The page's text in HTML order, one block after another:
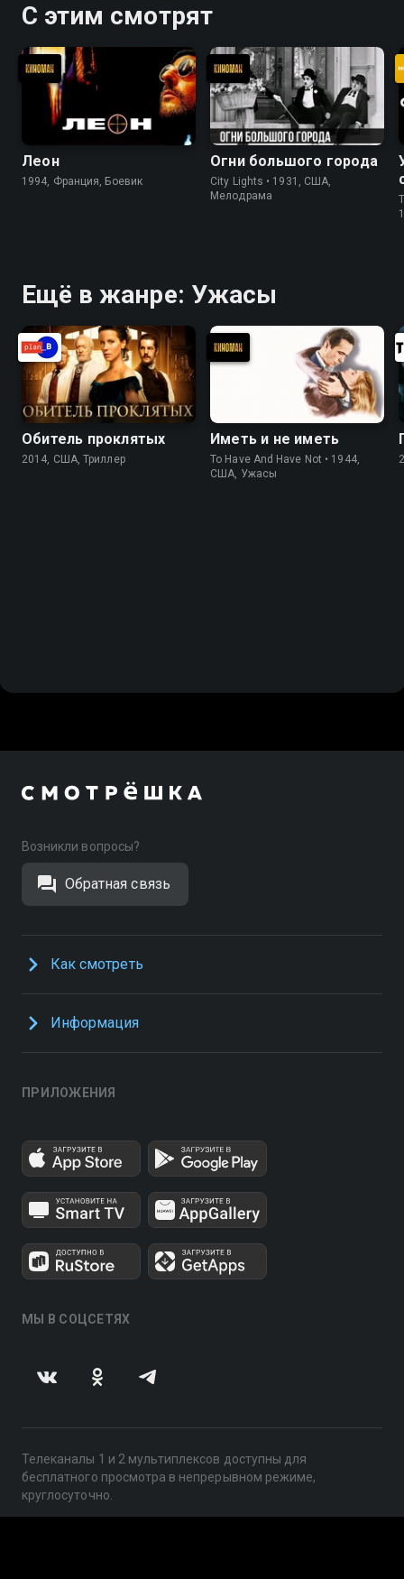
С этим смотрят
Леон
1994, Франция, Боевик
Огни большого города
City Lights • 1931, США,
Мелодрама
Ещё в жанре: Ужасы
Обитель проклятых
2014, США, Триллер
Иметь и не иметь
To Have And Have Not • 1944,
США, Ужасы
Возникли вопросы?
Обратная связь
Как смотреть
Информация
ПРИЛОЖЕНИЯ
МЫ В СОЦСЕТЯХ
Телеканалы 1 и 2 мультиплексов доступны для
бесплатного просмотра в непрерывном режиме,
круглосуточно.